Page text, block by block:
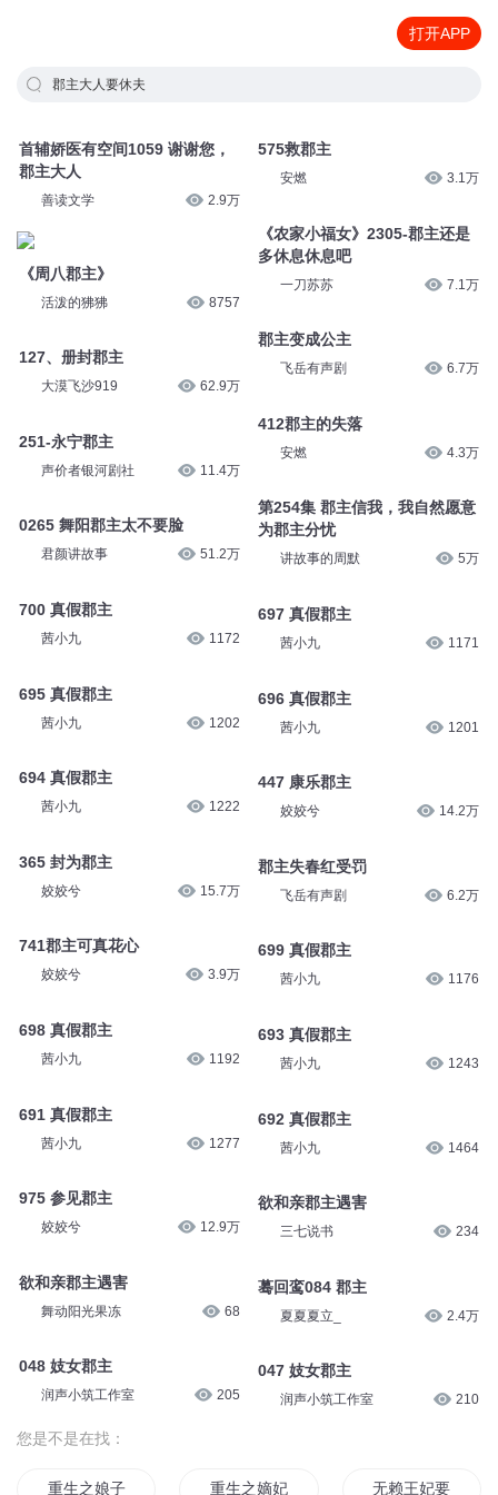
打开APP
郡主大人要休夫
首辅娇医有空间1059 谢谢您，
郡主大人
善读文学 2.9万
《周八郡主》
活泼的狒狒 8757
127、册封郡主
大漠飞沙919 62.9万
251-永宁郡主
声价者银河剧社 11.4万
0265 舞阳郡主太不要脸
君颜讲故事 51.2万
700 真假郡主
茜小九 1172
695 真假郡主
茜小九 1202
694 真假郡主
茜小九 1222
365 封为郡主
姣姣兮 15.7万
741郡主可真花心
姣姣兮 3.9万
698 真假郡主
茜小九 1192
691 真假郡主
茜小九 1277
975 参见郡主
姣姣兮 12.9万
欲和亲郡主遇害
舞动阳光果冻 68
048 妓女郡主
润声小筑工作室 205
575救郡主
安燃 3.1万
《农家小福女》2305-郡主还是
多休息休息吧
一刀苏苏 7.1万
郡主变成公主
飞岳有声剧 6.7万
412郡主的失落
安燃 4.3万
第254集 郡主信我，我自然愿意
为郡主分忧
讲故事的周默 5万
697 真假郡主
茜小九 1171
696 真假郡主
茜小九 1201
447 康乐郡主
姣姣兮 14.2万
郡主失春红受罚
飞岳有声剧 6.2万
699 真假郡主
茜小九 1176
693 真假郡主
茜小九 1243
692 真假郡主
茜小九 1464
欲和亲郡主遇害
三七说书 234
蓦回鸾084 郡主
夏夏夏立_ 2.4万
047 妓女郡主
润声小筑工作室 210
您是不是在找：
重生之娘子要休夫 重生之嫡妃要休夫 无赖王妃要休夫